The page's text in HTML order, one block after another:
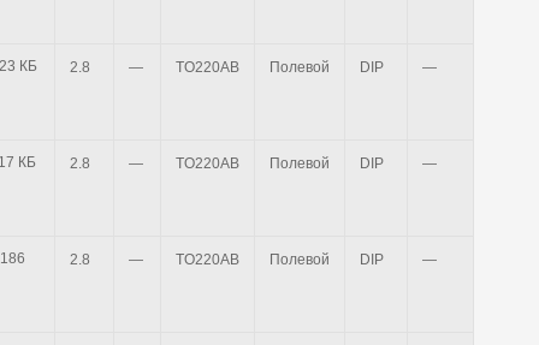
BUZ91 pdf,123 КБ 2.8 — TO220AB Полевой DIP —
pdf,117 КБ 2.8 — TO220AB Полевой DIP —
2.8 — TO220AB Полевой DIP —